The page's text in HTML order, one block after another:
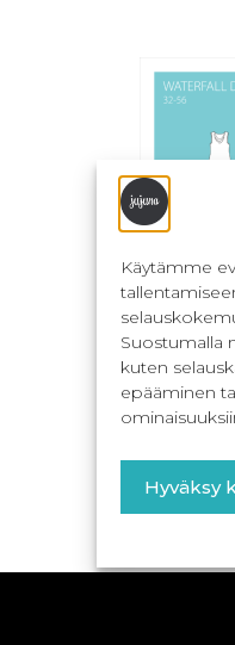
Käytämme
Suostumalla
kuten
epääminen
Hyväksy
PDF
9,90